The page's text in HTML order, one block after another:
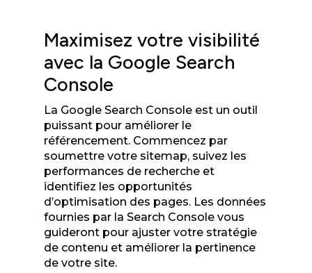
Maximisez votre visibilité
avec la Google Search
Console
La Google Search Console est un outil
puissant pour améliorer le
référencement. Commencez par
soumettre votre sitemap, suivez les
performances de recherche et
identifiez les opportunités
d’optimisation des pages. Les données
fournies par la Search Console vous
guideront pour ajuster votre stratégie
de contenu et améliorer la pertinence
de votre site.